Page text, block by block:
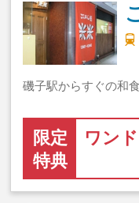
磯子駅からすぐの和
限定
特典
ワン